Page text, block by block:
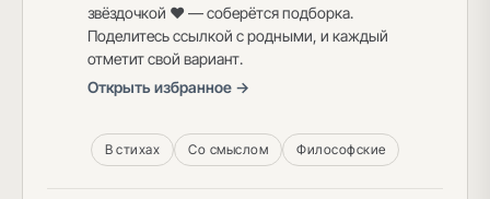
звёздочкой ♥ — соберётся подборка.
Поделитесь ссылкой с родными, и каждый
отметит свой вариант.
Открыть избранное →
В стихах Со смыслом Философские